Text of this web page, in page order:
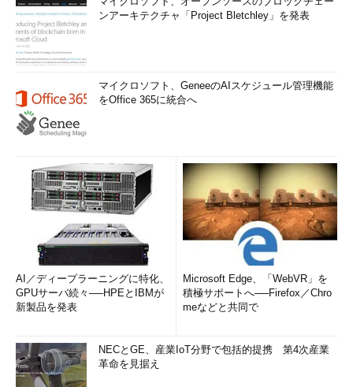
ンアーキテクチャ「Project Bletchley」を発表
マイクロソフト、GeneeのAIスケジュール管理機能
をOffice 365に統合へ
AI／ディープラーニングに特化、
GPUサーバ続々──HPEとIBMが
新製品を発表
Microsoft Edge、「WebVR」を
積極サポートへ──Firefox／Chro
meなどと共同で
NECとGE、産業IoT分野で包括的提携 第4次産業
革命を見据え